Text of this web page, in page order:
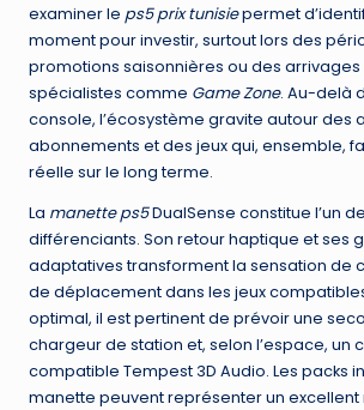
examiner le ps5 prix tunisiepermet
moment pour investir, surtout lors des
promotions saisonnières ou des arrivages
spécialistes comme Game Zone. Au-delà
console, l’écosystème gravite autour des
abonnements et des jeux qui, ensemble,
réelle sur le long terme.
La manette ps5DualSense constitue l’un
différenciants. Son retour haptique et ses
adaptatives transforment la sensation de
de déplacement dans les jeux
optimal, il est pertinent de prévoir une
chargeur de station et, selon l’espace, un
compatible Tempest 3D Audio. Les packs
manette peuvent représenter un